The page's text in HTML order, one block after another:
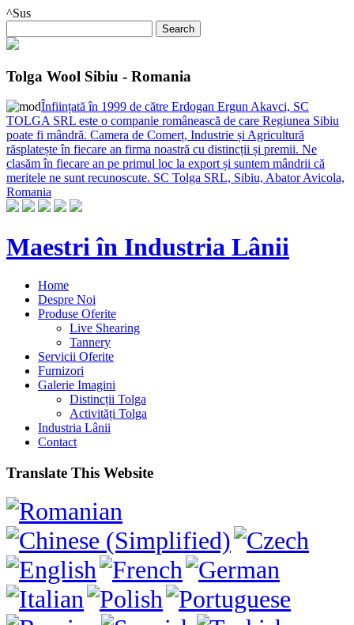
^Sus
Tolga Wool Sibiu - Romania
Înființată în 1999 de către Erdogan Ergun Akavci, SC
TOLGA SRL este o companie românească de care Regiunea Sibiu
poate fi mândră. Camera de Comerț, Industrie și Agricultură
răsplatește în fiecare an firma noastră cu distincții și premii. Ne
clasăm în fiecare an pe primul loc la export și suntem mândrii că
meritele ne sunt recunoscute. SC Tolga SRL, Sibiu, Abator Avicola,
Romania
Maestri în Industria Lânii
Home
Despre Noi
Produse Oferite
Live Shearing
Tannery
Servicii Oferite
Furnizori
Galerie Imagini
Distincții Tolga
Activități Tolga
Industria Lânii
Contact
Translate This Website